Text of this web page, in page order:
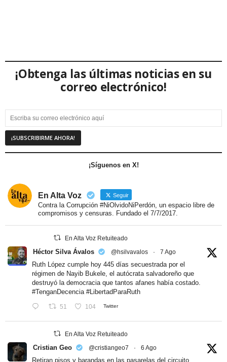
¡Obtenga las últimas noticias en su
correo electrónico!
¡Síguenos en X!
En Alta Voz Seguir
Contra la Corrupción #NiOlvidoNiPerdón, un espacio libre de
compromisos y censuras. Fundado el 7/7/2017.
En Alta Voz Retuiteado
Héctor Silva Ávalos @hsilvavalos · 7 Ago
Ruth López cumple hoy 445 días secuestrada por el
régimen de Nayib Bukele, el autócrata salvadoreño que
destruyó la democracia que tantos afanes había costado.
#TenganDecencia #LibertadParaRuth
51 104 Twitter
En Alta Voz Retuiteado
Cristian Geo @cristiangeo7 · 6 Ago
Retiran pisos y barandas en las pasarelas del circuito